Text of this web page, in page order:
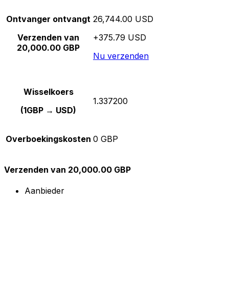
Ontvanger ontvangt
Verzenden van
20,000.00 GBP
26,744.00 USD
+375.79 USD
Nu verzenden
Wisselkoers
(1GBP → USD)
1.337200
Overboekingskosten 0 GBP
Verzenden van 20,000.00 GBP
Aanbieder